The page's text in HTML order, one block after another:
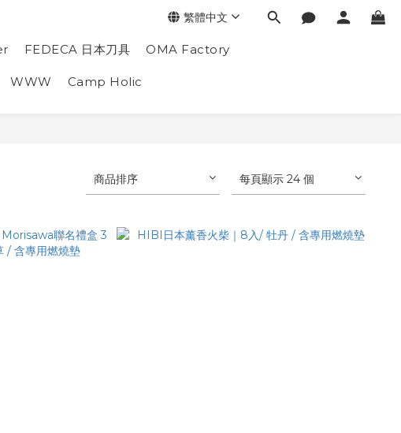
FEDECA 日本刀具 OMA Factory
WWW Camp Holic
繁體中文
商品排序 每頁顯示 24 個